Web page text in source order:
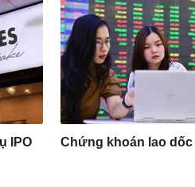
IPO
Chứng khoán lao dốc